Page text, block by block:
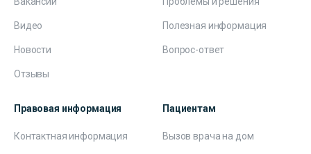
Видео
Новости
Отзывы
Полезная информация
Вопрос-ответ
Правовая информация
Контактная информация
Пациентам
Вызов врача на дом